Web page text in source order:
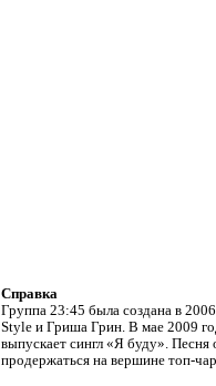
Справка
Группа 23:45 была создана в
Style и Гриша Грин. В мае 2009
выпускает сингл «Я буду». Песня
продержаться на вершине топ-